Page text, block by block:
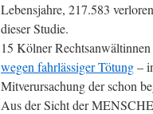
Lebensjahre, 217.583
dieser Studie.
15 Kölner
wegen fahrlässiger Tötung–
Mitverursachung der schon
Aus der Sicht der